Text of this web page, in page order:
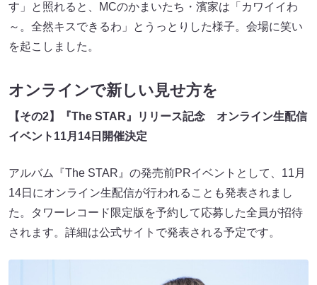
す」と照れると、MCのかまいたち・濱家は「カワイイわ
～。全然キスできるわ」とうっとりした様子。会場に笑い
を起こしました。
オンラインで新しい見せ方を
【その2】『The STAR』リリース記念 オンライン生配信
イベント11月14日開催決定
アルバム『The STAR』の発売前PRイベントとして、11月
14日にオンライン生配信が行われることも発表されまし
た。タワーレコード限定版を予約して応募した全員が招待
されます。詳細は公式サイトで発表される予定です。